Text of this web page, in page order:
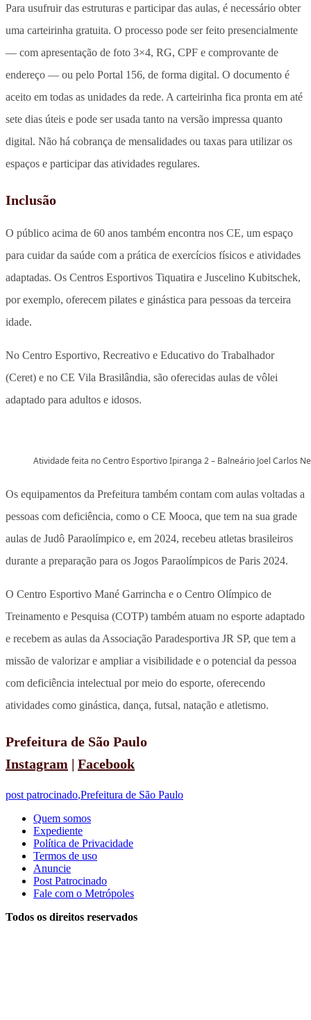
Para usufruir das estruturas e participar das aulas, é necessário obter
uma carteirinha gratuita. O processo pode ser feito presencialmente
— com apresentação de foto 3×4, RG, CPF e comprovante de
endereço — ou pelo Portal 156, de forma digital. O documento é
aceito em todas as unidades da rede. A carteirinha fica pronta em até
sete dias úteis e pode ser usada tanto na versão impressa quanto
digital. Não há cobrança de mensalidades ou taxas para utilizar os
espaços e participar das atividades regulares.
Inclusão
O público acima de 60 anos também encontra nos CE, um espaço
para cuidar da saúde com a prática de exercícios físicos e atividades
adaptadas. Os Centros Esportivos Tiquatira e Juscelino Kubitschek,
por exemplo, oferecem pilates e ginástica para pessoas da terceira
idade.
No Centro Esportivo, Recreativo e Educativo do Trabalhador
(Ceret) e no CE Vila Brasilândia, são oferecidas aulas de vôlei
adaptado para adultos e idosos.
Atividade feita no Centro Esportivo Ipiranga 2 – Balneário Joel Carlos
Os equipamentos da Prefeitura também contam com aulas voltadas a
pessoas com deficiência, como o CE Mooca, que tem na sua grade
aulas de Judô Paraolímpico e, em 2024, recebeu atletas brasileiros
durante a preparação para os Jogos Paraolímpicos de Paris 2024.
O Centro Esportivo Mané Garrincha e o Centro Olímpico de
Treinamento e Pesquisa (COTP) também atuam no esporte adaptado
e recebem as aulas da Associação Paradesportiva JR SP, que tem a
missão de valorizar e ampliar a visibilidade e o potencial da pessoa
com deficiência intelectual por meio do esporte, oferecendo
atividades como ginástica, dança, futsal, natação e atletismo.
Prefeitura de São Paulo
Instagram | Facebook
post patrocinado,Prefeitura de São Paulo
Quem somos
Expediente
Política de Privacidade
Termos de uso
Anuncie
Post Patrocinado
Fale com o Metrópoles
Todos os direitos reservados